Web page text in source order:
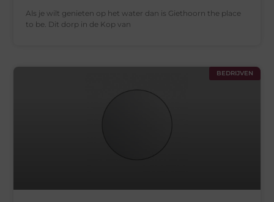
Als je wilt genieten op het water dan is Giethoorn the place
to be. Dit dorp in de Kop van
BEDRIJVEN